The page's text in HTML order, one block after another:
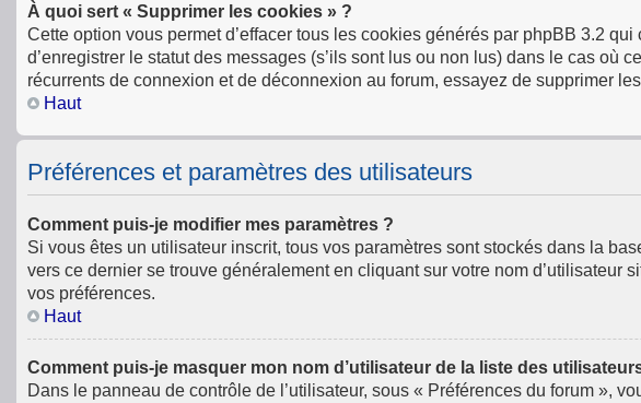
À quoi sert « Supprimer les cookies » ?
Cette option vous permet d’effacer tous les cookies générés par phpBB 3.2
d’enregistrer le statut des messages (s’ils sont lus ou non lus) dans le cas
récurrents de connexion et de déconnexion au forum, essayez de supprimer
Haut
Préférences et paramètres des utilisateurs
Comment puis-je modifier mes paramètres ?
Si vous êtes un utilisateur inscrit, tous vos paramètres sont stockés dans la
vers ce dernier se trouve généralement en cliquant sur votre nom d’utilisateur
vos préférences.
Haut
Comment puis-je masquer mon nom d’utilisateur de la liste des
Dans le panneau de contrôle de l’utilisateur, sous « Préférences du forum »,